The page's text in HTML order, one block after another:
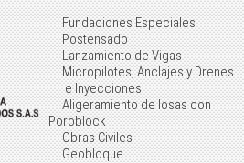
Fundaciones Especiales
Postensado
Lanzamiento de Vigas
Micropilotes, Anclajes y Drenes
e Inyecciones
Aligeramiento de losas con
Poroblock
Obras Civiles
Geobloque